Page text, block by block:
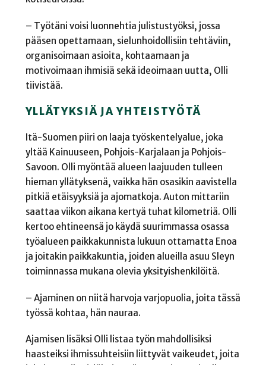
– Työtäni voisi luonnehtia julistustyöksi, jossa
pääsen opettamaan, sielunhoidollisiin tehtäviin,
organisoimaan asioita, kohtaamaan ja
motivoimaan ihmisiä sekä ideoimaan uutta, Olli
tiivistää.
YLLÄTYKSIÄ JA YHTEISTYÖTÄ
Itä-Suomen piiri on laaja työskentelyalue, joka
yltää Kainuuseen, Pohjois-Karjalaan ja Pohjois-
Savoon. Olli myöntää alueen laajuuden tulleen
hieman yllätyksenä, vaikka hän osasikin aavistella
pitkiä etäisyyksiä ja ajomatkoja. Auton mittariin
saattaa viikon aikana kertyä tuhat kilometriä. Olli
kertoo ehtineensä jo käydä suurimmassa osassa
työalueen paikkakunnista lukuun ottamatta Enoa
ja joitakin paikkakuntia, joiden alueilla asuu Sleyn
toiminnassa mukana olevia yksityishenkilöitä.
– Ajaminen on niitä harvoja varjopuolia, joita tässä
työssä kohtaa, hän nauraa.
Ajamisen lisäksi Olli listaa työn mahdollisiksi
haasteiksi ihmissuhteisiin liittyvät vaikeudet, joita